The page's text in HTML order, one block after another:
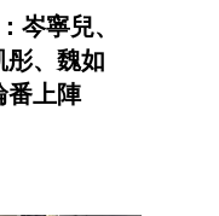
岑寧兒、
彤、魏如
番上陣